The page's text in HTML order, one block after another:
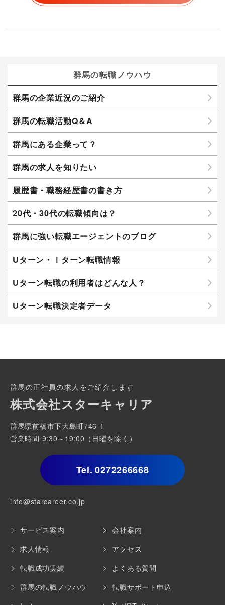
群馬の転職ノウハウ
群馬の企業近況のご紹介
群馬の転職活動Q＆A
群馬にある企業って？
群馬の求人を知りたい
履歴書・職務経歴書の書き方
20代・30代の転職傾向は？
群馬に強い転職エージェントのブログ
Uターン・Ｉターン転職情報
Uターン転職の利用者はどんな人？
Uターン転職決定者データ
群馬の正社員の求人をご紹介します
株式会社スターキャリア
群馬県前橋市下大島町746-1
営業時間 9:30～19:00（日曜を除く）
Tel. 0272266668
info@starcareer.co.jp
サービス案内
求人情報
転職成功実績
群馬の転職ノウハウ
会社案内
アクセス
よくある質問
転職サポート申込